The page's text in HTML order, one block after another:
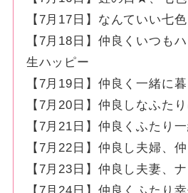
【7月17日】なんていい七色
【7月18日】仲良くいつも
生ハッピー
【7月19日】仲良く一緒に
【7月20日】仲良しなふた
【7月21日】仲良くふたり
【7月22日】仲良し夫婦、
【7月23日】仲良し夫妻、